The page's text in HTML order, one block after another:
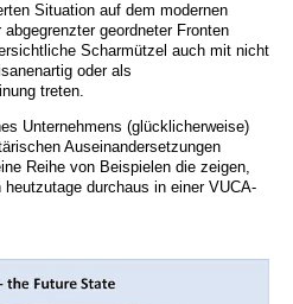
Situation auf dem modernen
geordneter Fronten
Scharmützel auch mit nicht
oder als
treten.
Unternehmens (glücklicherweise)
Auseinandersetzungen
Reihe von Beispielen die zeigen,
durchaus in einer VUCA-